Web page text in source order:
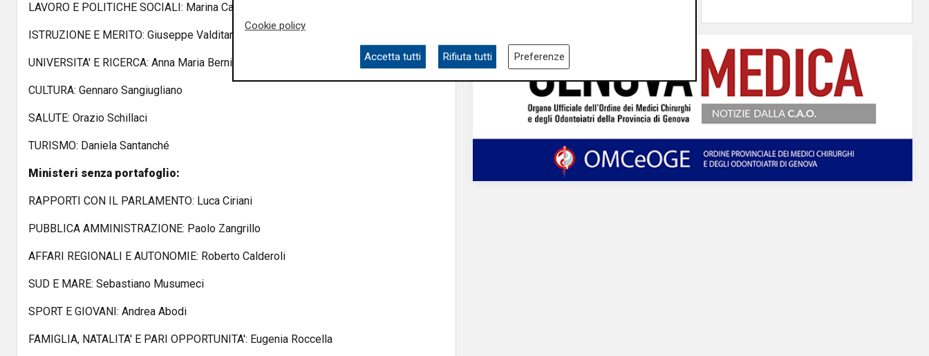
LAVORO E POLITICHE SOCIALI: Marina Calderone
ISTRUZIONE E MERITO: Giuseppe Valditara
UNIVERSITA' E RICERCA: Anna Maria Bernini
CULTURA: Gennaro Sangiugliano
SALUTE: Orazio Schillaci
TURISMO: Daniela Santanché
Ministeri senza portafoglio:
RAPPORTI CON IL PARLAMENTO: Luca Ciriani
PUBBLICA AMMINISTRAZIONE: Paolo Zangrillo
AFFARI REGIONALI E AUTONOMIE: Roberto Calderoli
SUD E MARE: Sebastiano Musumeci
SPORT E GIOVANI: Andrea Abodi
FAMIGLIA, NATALITA' E PARI OPPORTUNITA': Eugenia Roccella
Cookie policy
Accetta tutti Rifiuta tutti Preferenze